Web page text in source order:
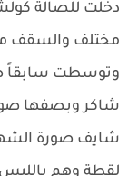
دخلت للصالة
مختلف والسقف
وتوسطت سابقاً
شاكر وبصفها
شايف صورة
لقطة وهم